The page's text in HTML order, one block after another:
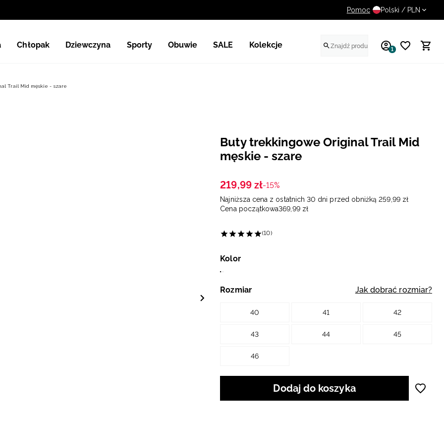
UWAGA NA FAŁSZYWE
Pomoc Polski / PLN
Chłopak Dziewczyna Sporty Obuwie SALE Kolekcje 1
Trail Mid męskie - szare
Buty trekkingowe Original Trail Mid
męskie - szare
219,99 zł-15%
Najniższa cena z ostatnich 30 dni przed obniżką 259 99 zł
Cena początkowa369 99 zł
(10)
Kolor
Rozmiar Jak dobrać rozmiar?
40 41 42
43 44 45
46
Dodaj do koszyka